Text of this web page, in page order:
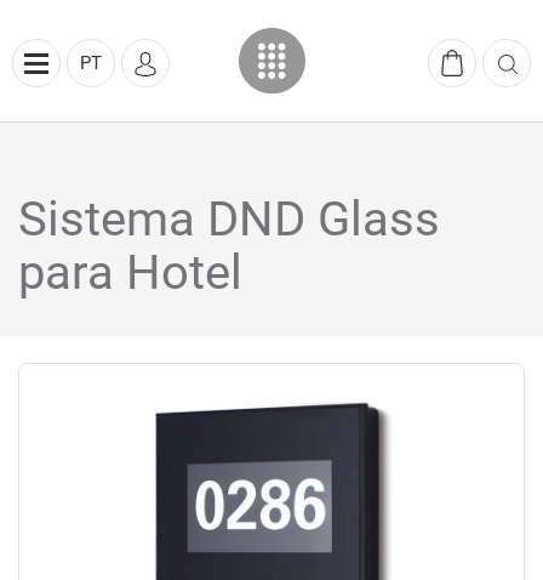
PT
Sistema DND Glass
para Hotel